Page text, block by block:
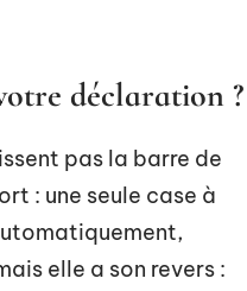
déclaration ?
pas la barre de
: une seule case à
elle a son revers :